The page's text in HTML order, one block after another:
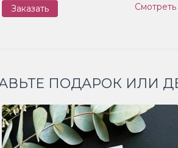
Заказать Смотреть
ПОДАРОК ИЛИ